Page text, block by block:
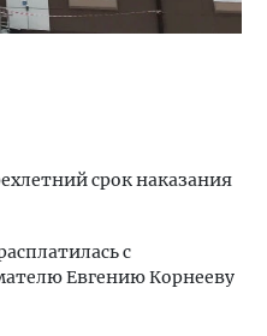
срок наказания
с
Евгению Корнееву